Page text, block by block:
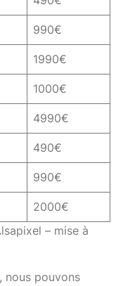
990€
1990€
1000€
4990€
490€
990€
2000€
– mise à
nous pouvons